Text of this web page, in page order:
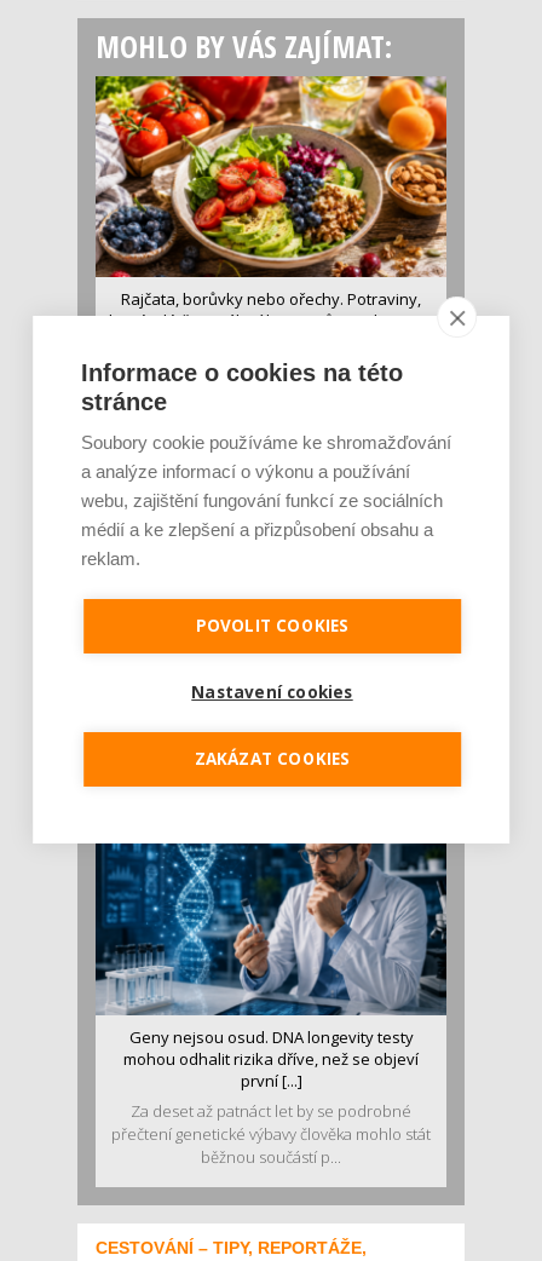
MOHLO BY VÁS ZAJÍMAT:
Rajčata, borůvky nebo ořechy. Potraviny,
které v létě pomáhají hormonům a ulevuj [...]
malý restart. Čerstvé ovoce, zelenina nebo
stravě ho mám dostatek. Znáte nejčastějš [...]
v oblasti zdraví, výživy i dlouhověkosti. Přesto
se o ně...
Geny nejsou osud. DNA longevity testy
mohou odhalit rizika dříve, než se objeví
první [...]
Za deset až patnáct let by se podrobné
přečtení genetické výbavy člověka mohlo stát
běžnou součástí p...
CESTOVÁNÍ – TIPY, REPORTÁŽE,
Informace o cookies na této
stránce
Soubory cookie používáme ke shromažďování
a analýze informací o výkonu a používání
webu, zajištění fungování funkcí ze sociálních
médií a ke zlepšení a přizpůsobení obsahu a
reklam.
POVOLIT COOKIES
Nastavení cookies
ZAKÁZAT COOKIES